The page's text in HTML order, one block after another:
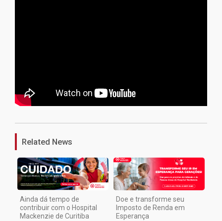
1
Related News
Ainda dá tempo de
contribuir com o Hospital
Mackenzie de Curitiba
Doe e transforme seu
Imposto de Renda em
Esperança